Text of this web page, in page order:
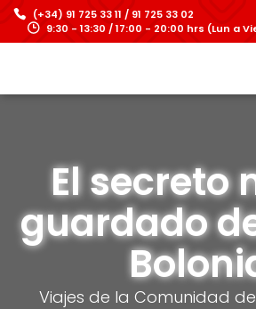
(+34) 91 725 33 11 / 91 725 33 02
9:30 - 13:30 / 17:00 - 20:00 hrs (Lun a
El secreto
guardado
Viajes de la Comunidad